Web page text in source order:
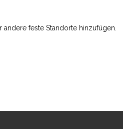
feste Standorte hinzufügen.